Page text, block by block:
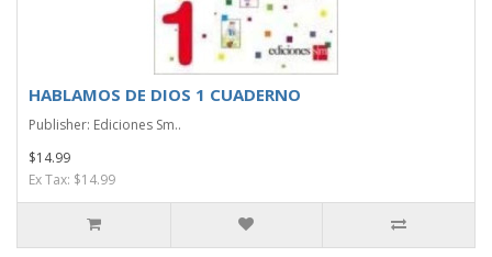
HABLAMOS DE DIOS 1 CUADERNO
Publisher: Ediciones Sm..
$14.99
Ex Tax: $14.99